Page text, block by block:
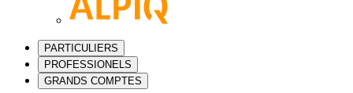
PARTICULIERS
PROFESSIONELS
GRANDS COMPTES